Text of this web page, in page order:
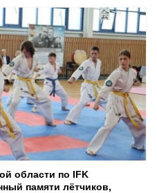
области по IFK
памяти лётчиков,